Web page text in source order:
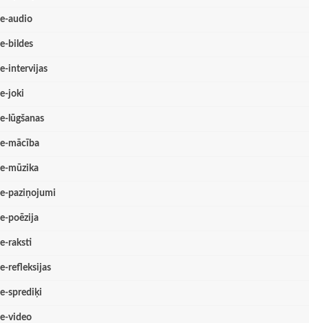
e-audio
e-bildes
e-intervijas
e-joki
e-lūgšanas
e-mācība
e-mūzika
e-paziņojumi
e-poēzija
e-raksti
e-refleksijas
e-sprediķi
e-video